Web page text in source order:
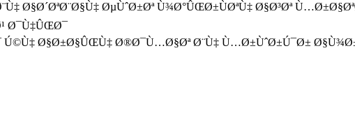
Ø§Ø´ØªØ¨Ø§Ù‡ ØµÙˆØ±Øª Ù¾Ø°ÛŒØ±ÙØªÙ‡ Ø§Ø³Øª
Ø¯Ù‡ÛŒØ¯
Ú©Ù‡ Ø§Ø±Ø§ÛŒÙ‡ Ø®Ø¯Ù…Ø§Øª Ø¨Ù‡ Ù…Ø±ÙˆØ±Ú¯Ø±